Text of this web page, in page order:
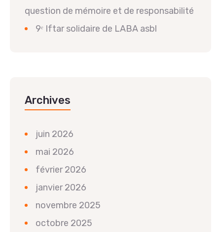
question de mémoire et de responsabilité
9ᵉ Iftar solidaire de LABA asbl
Archives
juin 2026
mai 2026
février 2026
janvier 2026
novembre 2025
octobre 2025